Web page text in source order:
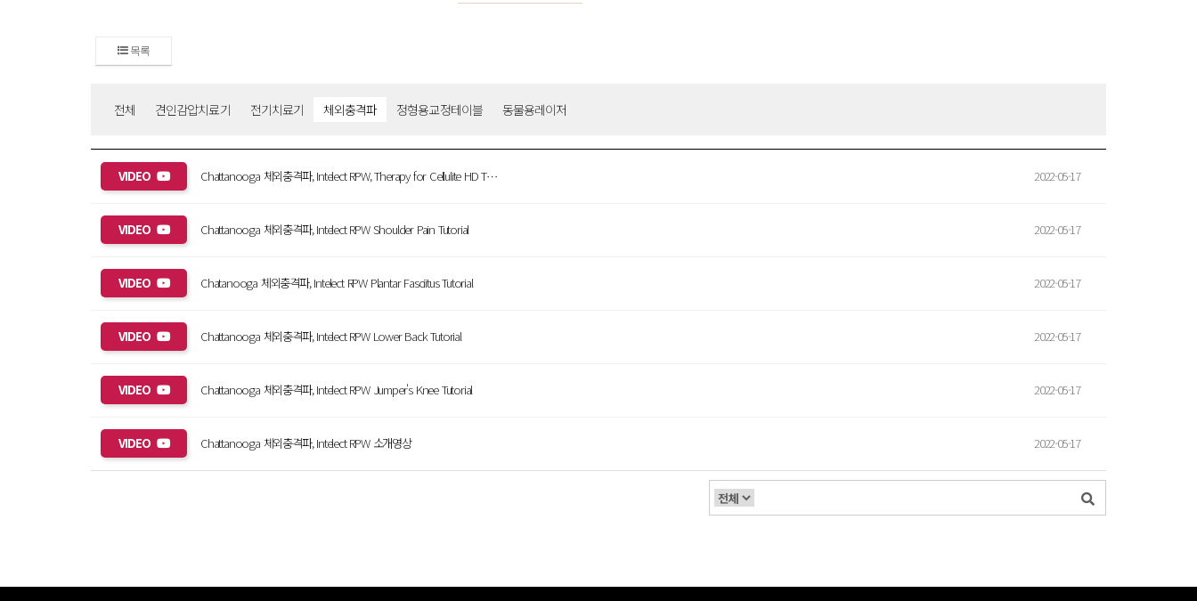
목록
전체 견인감압치료기 전기치료기 체외충격파 정형용교정테이블 동물용레이저
VIDEO Chattanooga 체외충격파, Intelect RPW, Therapy for Cellulite HD T… 2022-05-17
VIDEO Chattanooga 체외충격파, Intelect RPW Shoulder Pain Tutorial 2022-05-17
VIDEO Chatanooga 체외충격파, Intelect RPW Plantar Fasciitus Tutorial 2022-05-17
VIDEO Chattanooga 체외충격파, Intelect RPW Lower Back Tutorial 2022-05-17
VIDEO Chattanooga 체외충격파, Intelect RPW Jumper's Knee Tutorial 2022-05-17
VIDEO Chattanooga 체외충격파, Intelect RPW 소개영상 2022-05-17